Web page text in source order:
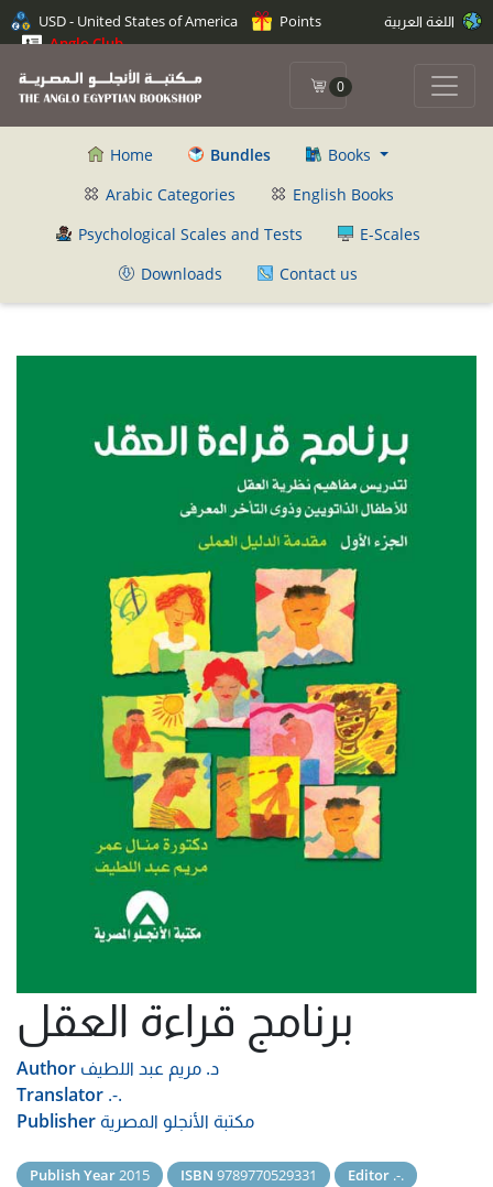
USD - United States of America
Points
Anglo Club
0
Home Bundles
Books
Arabic Categories
English Books
Psychological Scales and Tests
E-Scales
Downloads
Contact us
برنامج قراءة العقل
Author د. مريم عبد اللطيف
Translator .-.
Publisher مكتبة الأنجلو المصرية
Publish Year2015 ISBN 9789770529331 Editor .-.